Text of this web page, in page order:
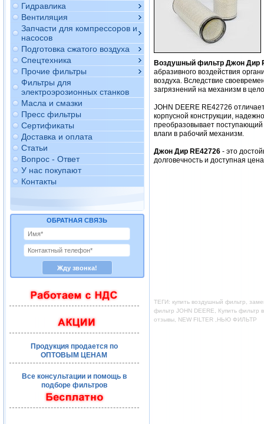
Гидравлика
Вентиляция
Запчасти для компрессоров и
насосов
Подготовка сжатого воздуха
Спецтехника
Прочие фильтры
Фильтры для
электроэрозионных станков
Масла и смазки
Пресс фильтры
Сертификаты
Доставка и оплата
Статьи
Вопрос - Ответ
У нас покупают
Контакты
ОБРАТНАЯ СВЯЗЬ
Продукция продается по
ОПТОВЫМ ЦЕНАМ
Все консультации и помощь в
подборе фильтров
Воздушный фильтр Джон Дир
абразивного воздействия
воздуха. Вследствие
загрязнений на механизм в
JOHN DEERE RE42726
корпусной конструкции,
преобразовывает поступающий
влаги в рабочий механизм.
Джон Дир RE42726 - это
долговечность и доступная
ТЕГИ: купить воздушный фильтр,
фильтр JOHN DEERE, Купить фильтр
отзывы, NEW FILTER ,НЬЮ ФИЛЬТР